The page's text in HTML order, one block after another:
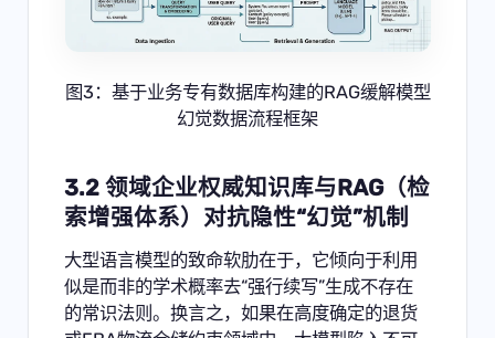
图3：基于业务专有数据库构建的RAG缓解模型
幻觉数据流程框架
3.2 领域企业权威知识库与RAG（检
索增强体系）对抗隐性“幻觉”机制
大型语言模型的致命软肋在于，它倾向于利用
似是而非的学术概率去“强行续写”生成不存在
的常识法则。换言之，如果在高度确定的退货